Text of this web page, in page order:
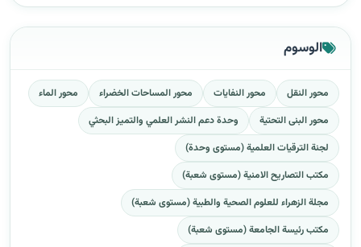
الوسوم
محور النقل محور النفايات محور المساحات الخضراء
محور الماء
محور البنى التحتية
وحدة دعم النشر العلمي والتميز البحثي
لجنة الترقيات العلمية (مستوى وحدة)
مكتب التصاريح الامنية (مستوى شعبة)
مجلة الزهراء للعلوم الصحية والطبية (مستوى شعبة)
مكتب رئيسة الجامعة (مستوى شعبة)